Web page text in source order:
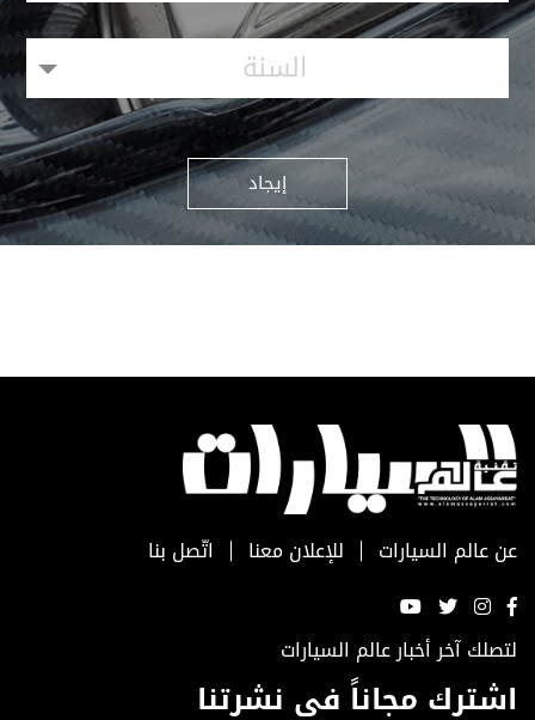
السنة
إيجاد
عن عالم السيارات للإعلان معنا اتّصل بنا
لتصلك آخر أخبار عالم السيارات
اشترك مجاناً في نشرتنا